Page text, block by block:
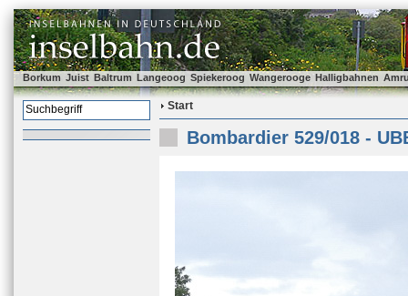
Borkum Juist Baltrum Langeoog Spiekeroog Wangerooge Halligbahnen
Start
Bombardier 529/018 -